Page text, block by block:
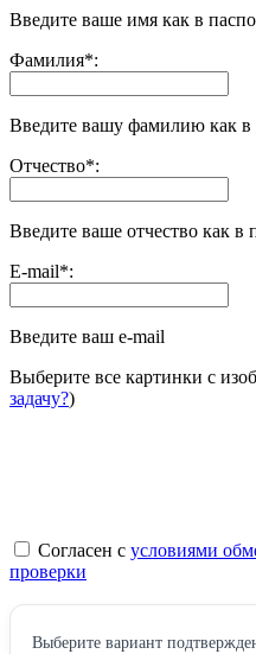
Введите ваше имя как в
Фамилия*:
Введите вашу фамилию как в
Отчество*:
Введите ваше отчество как в
E-mail*:
Введите ваш e-mail
Выберите все картинки с
задачу?)
Согласен с условиями
проверки
Выберите вариант